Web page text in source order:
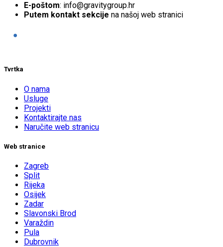
E-poštom: info@gravitygroup.hr
Putem kontakt sekcije na našoj web stranici
Tvrtka
O nama
Usluge
Projekti
Kontaktirajte nas
Naručite web stranicu
Web stranice
Zagreb
Split
Rijeka
Osijek
Zadar
Slavonski Brod
Varaždin
Pula
Dubrovnik